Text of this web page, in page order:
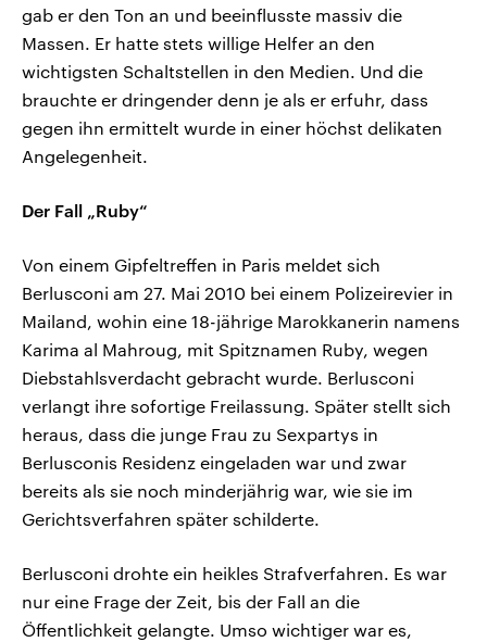
gab er den Ton an und beeinflusste massiv die
Massen. Er hatte stets willige Helfer an den
wichtigsten Schaltstellen in den Medien. Und die
brauchte er dringender denn je als er erfuhr, dass
gegen ihn ermittelt wurde in einer höchst delikaten
Angelegenheit.
Der Fall „Ruby“
Von einem Gipfeltreffen in Paris meldet sich
Berlusconi am 27. Mai 2010 bei einem Polizeirevier in
Mailand, wohin eine 18-jährige Marokkanerin namens
Karima al Mahroug, mit Spitznamen Ruby, wegen
Diebstahlsverdacht gebracht wurde. Berlusconi
verlangt ihre sofortige Freilassung. Später stellt sich
heraus, dass die junge Frau zu Sexpartys in
Berlusconis Residenz eingeladen war und zwar
bereits als sie noch minderjährig war, wie sie im
Gerichtsverfahren später schilderte.
Berlusconi drohte ein heikles Strafverfahren. Es war
nur eine Frage der Zeit, bis der Fall an die
Öffentlichkeit gelangte. Umso wichtiger war es,